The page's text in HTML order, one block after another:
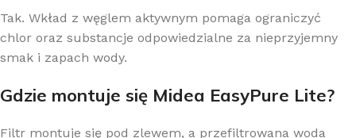
Tak. Wkład z węglem aktywnym pomaga ograniczyć
chlor oraz substancje odpowiedzialne za nieprzyjemny
smak i zapach wody.
Gdzie montuje się Midea EasyPure Lite?
Filtr montuje się pod zlewem, a przefiltrowana woda